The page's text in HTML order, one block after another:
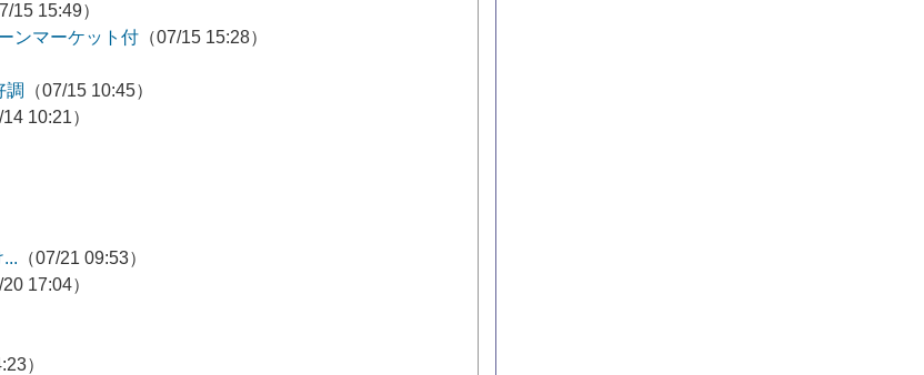
15 15:49）
ンマーケット付 （07/15 15:28）
調
（07/15 10:45）
14 10:21）
（07/21 09:53）
20 17:04）
）